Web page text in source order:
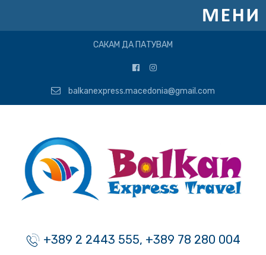
САКАМ ДА ПАТУВАМ
balkanexpress.macedonia@gmail.com
+389 2 2443 555, +389 78 280 004